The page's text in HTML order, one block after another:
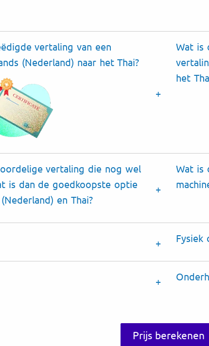
vertaling van een
(Nederland) naar het Thai?
Wat is
het
vertaling die nog wel
is dan de goedkoopste optie
en Thai?
Wat is
Fysiek
Prijs berekenen